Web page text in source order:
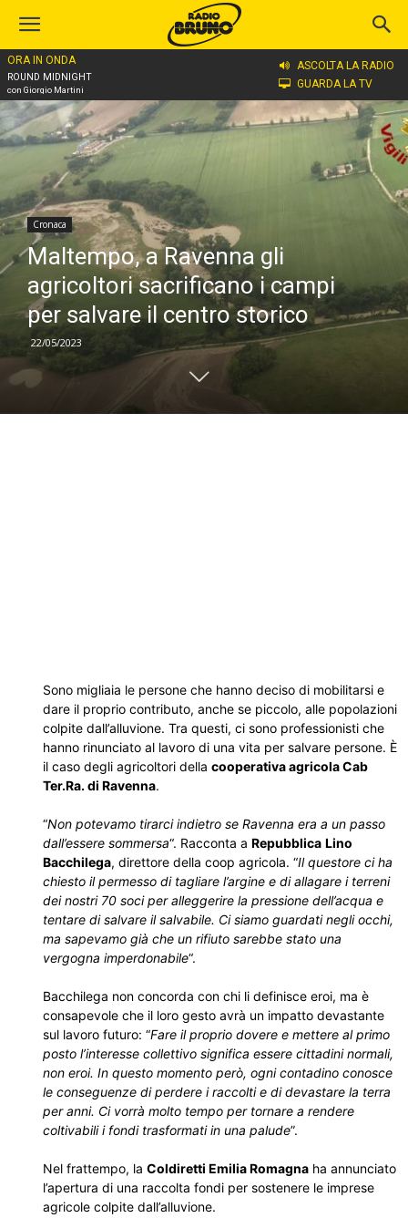
ORA IN ONDA
ROUND MIDNIGHT
con Giorgio Martini
ASCOLTA LA RADIO
GUARDA LA TV
Home
Cronaca
Maltempo, a Ravenna gli
agricoltori sacrificano i campi
per salvare il centro storico
22/05/2023
Sono migliaia le persone che hanno deciso di mobilitarsi e
dare il proprio contributo, anche se piccolo, alle popolazioni
colpite dall’alluvione. Tra questi, ci sono professionisti che
hanno rinunciato al lavoro di una vita per salvare persone. È
il caso degli agricoltori della cooperativa agricola Cab
Ter.Ra. di Ravenna.
“Non potevamo tirarci indietro se Ravenna era a un passo
dall’essere sommersa“. Racconta a Repubblica Lino
Bacchilega, direttore della coop agricola. “Il questore ci ha
chiesto il permesso di tagliare l’argine e di allagare i terreni
dei nostri 70 soci per alleggerire la pressione dell’acqua e
tentare di salvare il salvabile. Ci siamo guardati negli occhi,
ma sapevamo già che un rifiuto sarebbe stato una
vergogna imperdonabile“.
Bacchilega non concorda con chi li definisce eroi, ma è
consapevole che il loro gesto avrà un impatto devastante
sul lavoro futuro: “Fare il proprio dovere e mettere al primo
posto l’interesse collettivo significa essere cittadini normali,
non eroi. In questo momento però, ogni contadino conosce
le conseguenze di perdere i raccolti e di devastare la terra
per anni. Ci vorrà molto tempo per tornare a rendere
coltivabili i fondi trasformati in una palude”.
Nel frattempo, la Coldiretti Emilia Romagna ha annunciato
l’apertura di una raccolta fondi per sostenere le imprese
agricole colpite dall’alluvione.